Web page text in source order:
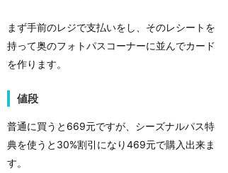
まず手前のレジで支払いをし、そのレシートを
持って奥のフォトパスコーナーに並んでカード
を作ります。
値段
普通に買うと669元ですが、シーズナルパス特
典を使うと30%割引になり469元で購入出来ま
す。